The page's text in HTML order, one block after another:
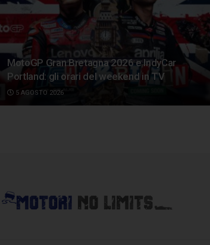
MotoGP Gran Bretagna 2026 e IndyCar
Portland: gli orari del weekend in TV
5 AGOSTO 2026